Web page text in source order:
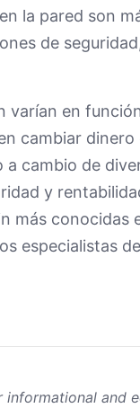
la pared son
de
en
cambiar
cambio de
y
conocidas
especialistas de
and